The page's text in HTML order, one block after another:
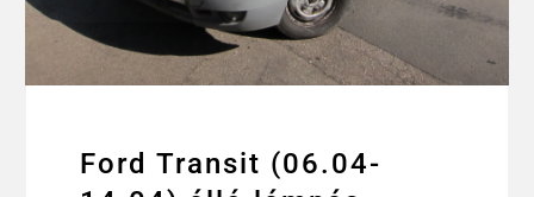
Ford Transit (06.04-